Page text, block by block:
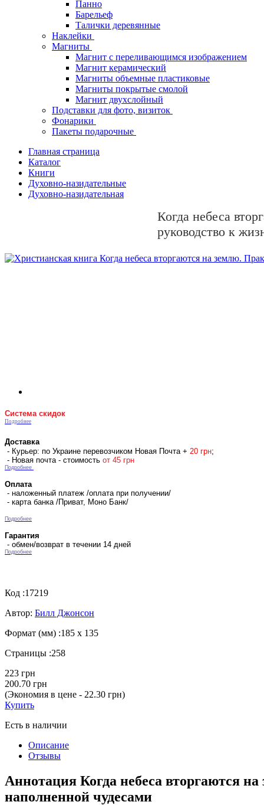
Панно
Барельеф
Талички деревянные
Наклейки
Магниты
Магнит с переливающимся изображением
Магнит керамический
Магниты объемные пластиковые
Магниты покрытые смолой
Магнит двухслойный
Подставки для фото, визиток
Фонарики
Пакеты подарочные
Главная страница
Каталог
Книги
Духовно-назидательные
Духовно-назидательная
Когда небеса
руководство к
Система скидок
Подробнее
Доставка
- Курьер: по Украине перевозчиком Новая Почта + 20 грн;
- Новая почта - стоимость от 45 грн
Подробнее
Оплата
- наложенный платеж /оплата при получении/
- карта банка /Приват, Моно Банк/
Подробнее
Гарантия
- обмен/возврат в течении 14 дней
Подробнее
Код :17219
Автор: Билл Джонсон
Формат (мм) :185 х 135
Страницы :258
223 грн
200.70 грн
(Экономия в цене - 22.30 грн)
Купить
Есть в наличии
Описание
Отзывы
Аннотация Когда небеса вторгаются
наполненной чудесами